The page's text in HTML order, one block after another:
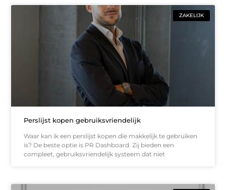
ZAKELIJK
Perslijst kopen gebruiksvriendelijk
Waar kan ik een perslijst kopen die makkelijk te gebruiken
is? De beste optie is PR Dashboard. Zij bieden een
compleet, gebruiksvriendelijk systeem dat niet